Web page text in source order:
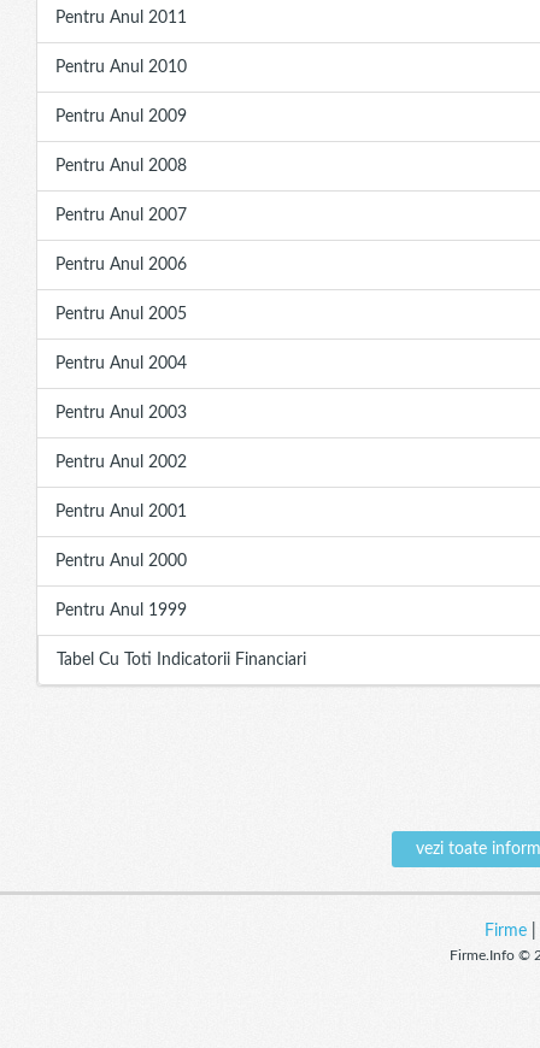
Pentru Anul 2011
Pentru Anul 2010
Pentru Anul 2009
Pentru Anul 2008
Pentru Anul 2007
Pentru Anul 2006
Pentru Anul 2005
Pentru Anul 2004
Pentru Anul 2003
Pentru Anul 2002
Pentru Anul 2001
Pentru Anul 2000
Pentru Anul 1999
Tabel Cu Toti Indicatorii Financiari
vezi toate
Firme|
Firme.Info ©